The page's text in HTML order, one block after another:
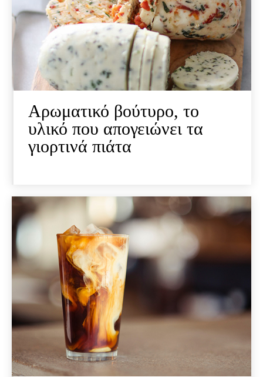
Αρωματικό βούτυρο, το
υλικό που απογειώνει τα
γιορτινά πιάτα